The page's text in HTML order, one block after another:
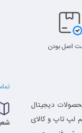
اصل بودن
محصولات دیجیتال
لپ تاپ و کالای